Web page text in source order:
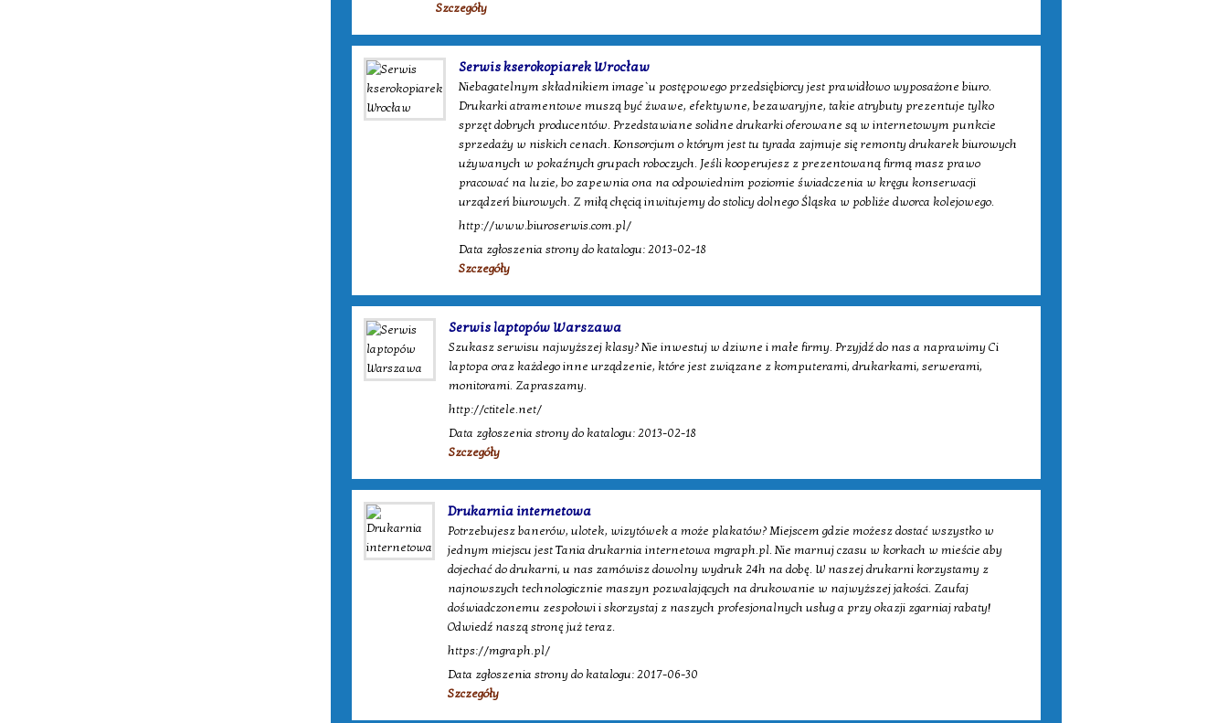
Szczegóły
Serwis kserokopiarek Wrocław
Niebagatelnym składnikiem image`u postępowego przedsiębiorcy jest prawidłowo wyposażone biuro.
Drukarki atramentowe muszą być żwawe, efektywne, bezawaryjne, takie atrybuty prezentuje tylko
sprzęt dobrych producentów. Przedstawiane solidne drukarki oferowane są w internetowym punkcie
sprzedaży w niskich cenach. Konsorcjum o którym jest tu tyrada zajmuje się remonty drukarek biurowych
używanych w pokaźnych grupach roboczych. Jeśli kooperujesz z prezentowaną firmą masz prawo
pracować na luzie, bo zapewnia ona na odpowiednim poziomie świadczenia w kręgu konserwacji
urządzeń biurowych. Z miłą chęcią inwitujemy do stolicy dolnego Śląska w pobliże dworca kolejowego.
http://www.biuroserwis.com.pl/
Data zgłoszenia strony do katalogu: 2013-02-18
Szczegóły
Serwis laptopów Warszawa
Szukasz serwisu najwyższej klasy? Nie inwestuj w dziwne i małe firmy. Przyjdź do nas a naprawimy Ci
laptopa oraz każdego inne urządzenie, które jest związane z komputerami, drukarkami, serwerami,
monitorami. Zapraszamy.
http://ctitele.net/
Data zgłoszenia strony do katalogu: 2013-02-18
Szczegóły
Drukarnia internetowa
Potrzebujesz banerów, ulotek, wizytówek a może plakatów? Miejscem gdzie możesz dostać wszystko w
jednym miejscu jest Tania drukarnia internetowa mgraph.pl. Nie marnuj czasu w korkach w mieście aby
dojechać do drukarni, u nas zamówisz dowolny wydruk 24h na dobę. W naszej drukarni korzystamy z
najnowszych technologicznie maszyn pozwalających na drukowanie w najwyższej jakości. Zaufaj
doświadczonemu zespołowi i skorzystaj z naszych profesjonalnych usług a przy okazji zgarniaj rabaty!
Odwiedź naszą stronę już teraz.
https://mgraph.pl/
Data zgłoszenia strony do katalogu: 2017-06-30
Szczegóły